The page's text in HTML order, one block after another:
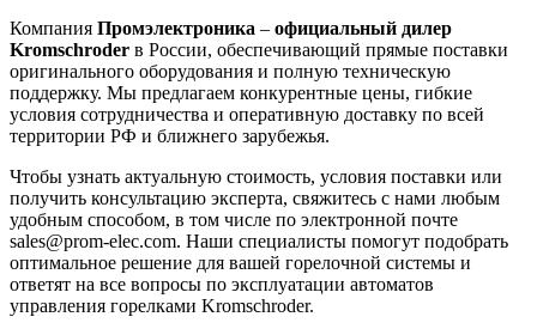
Компания Промэлектроника – официальный дилер
Kromschroder в России, обеспечивающий прямые поставки
оригинального оборудования и полную техническую
поддержку. Мы предлагаем конкурентные цены, гибкие
условия сотрудничества и оперативную доставку по всей
территории РФ и ближнего зарубежья.
Чтобы узнать актуальную стоимость, условия поставки или
получить консультацию эксперта, свяжитесь с нами любым
удобным способом, в том числе по электронной почте
sales@prom-elec.com. Наши специалисты помогут подобрать
оптимальное решение для вашей горелочной системы и
ответят на все вопросы по эксплуатации автоматов
управления горелками Kromschroder.